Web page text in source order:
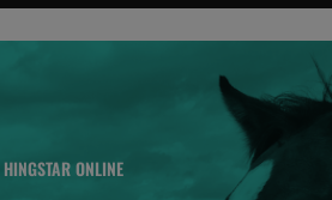
HINGSTAR ONLINE